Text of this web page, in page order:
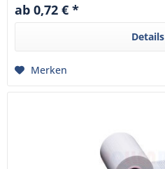
ab 0,72 € *
Details
Merken